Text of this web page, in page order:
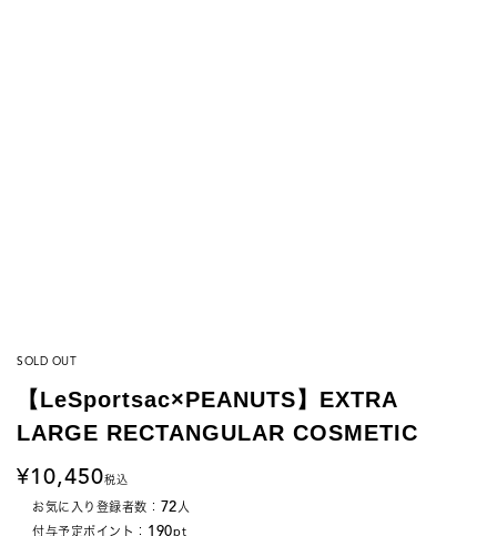
SOLD OUT
【LeSportsac×PEANUTS】EXTRA
LARGE RECTANGULAR COSMETIC
10,450税込
お気に入り登録者数： 72人
付与予定ポイント： 190pt